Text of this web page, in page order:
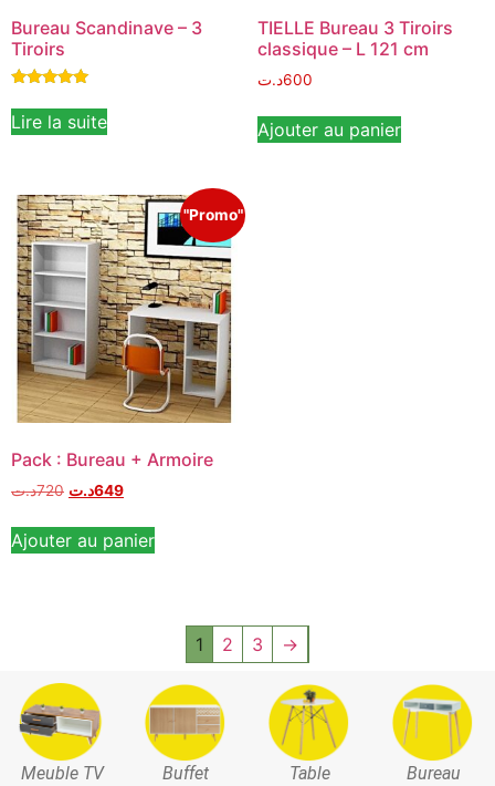
Bureau Scandinave – 3
Tiroirs
5.00
sur 5
Lire la suite
TIELLE Bureau 3 Tiroirs
classique – L 121 cm
600د.ت
Ajouter au panier
"Promo"
Pack : Bureau + Armoire
720د.ت 649د.ت
Ajouter au panier
1 2 3 →
Meuble TV Buffet Table Bureau